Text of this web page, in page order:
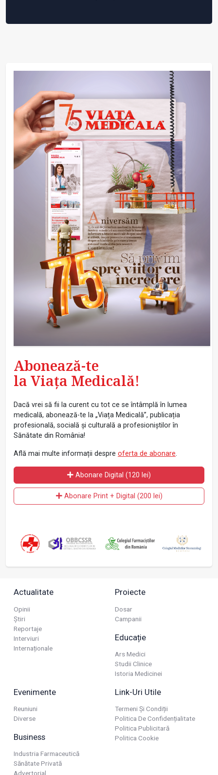
Abonează-te
la Viața Medicală!
Dacă vrei să fii la curent cu tot ce se întâmplă în lumea
medicală, abonează-te la „Viața Medicală”, publicația
profesională, socială și culturală a profesioniștilor în
Sănătate din România!
Află mai multe informații despre oferta de abonare.
Abonare Digital (120 lei)
Abonare Print + Digital (200 lei)
Actualitate
Opinii
Știri
Reportaje
Interviuri
Internaționale
Proiecte
Dosar
Campanii
Educație
Ars Medici
Studii Clinice
Istoria Medicinei
Evenimente
Reuniuni
Diverse
Business
Industria Farmaceutică
Sănătate Privată
Advertorial
Link-Uri Utile
Termeni Și Condiții
Politica De Confidențialitate
Politica Publicitară
Politica Cookie